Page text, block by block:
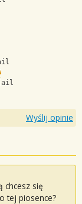
Wyślij opinie
chcesz się
tej piosence?